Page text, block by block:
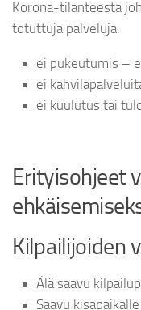
Korona-tilanteesta
totuttuja palveluja:
ei pukeutumis –
ei
ei kuulutus tai
Erityisohjeet
Kilpailijoiden
Älä saavu
Saavu